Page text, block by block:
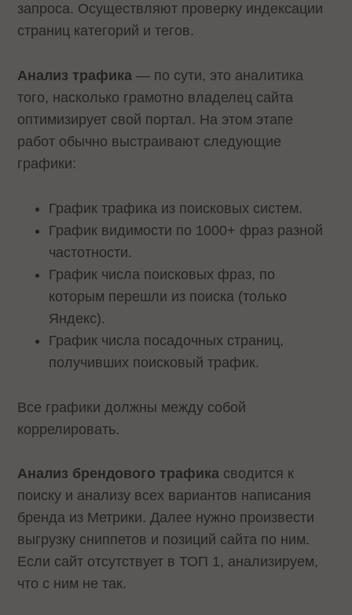
запроса. Осуществляют проверку индексации
страниц категорий и тегов.
Анализ трафика — по сути, это аналитика
того, насколько грамотно владелец сайта
оптимизирует свой портал. На этом этапе
работ обычно выстраивают следующие
графики:
График трафика из поисковых систем.
График видимости по 1000+ фраз разной
частотности.
График числа поисковых фраз, по
которым перешли из поиска (только
Яндекс).
График числа посадочных страниц,
получивших поисковый трафик.
Все графики должны между собой
коррелировать.
Анализ брендового трафика сводится к
поиску и анализу всех вариантов написания
бренда из Метрики. Далее нужно произвести
выгрузку сниппетов и позиций сайта по ним.
Если сайт отсутствует в ТОП 1, анализируем,
что с ним не так.